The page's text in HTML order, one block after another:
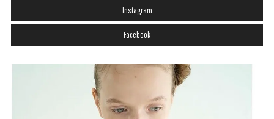
Instagram
Facebook